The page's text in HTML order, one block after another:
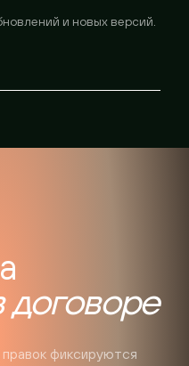
и новых версий.
фиксируются